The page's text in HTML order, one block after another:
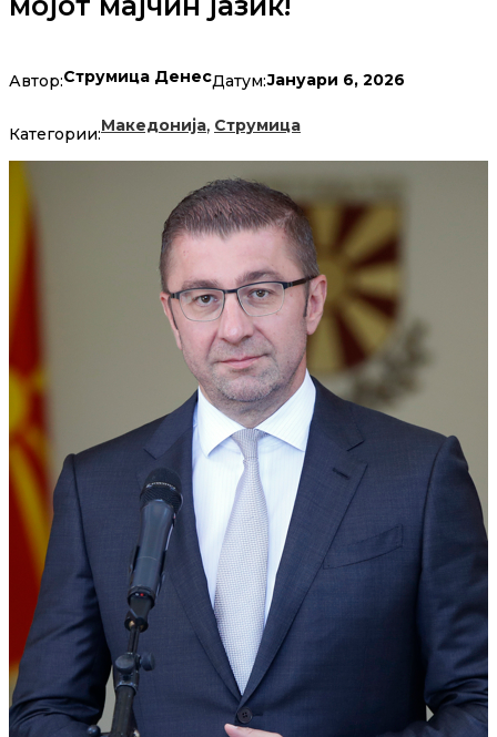
Автор:Струмица ДенесДатум:Јануари 6, 2026
Категории:Македонија, Струмица